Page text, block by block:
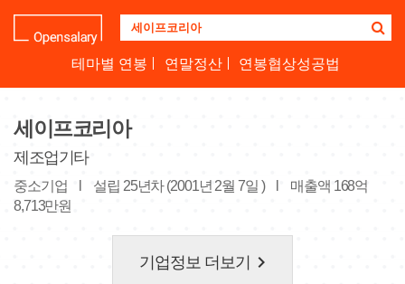
업
명
하
테마별 연봉 연말정산 연봉협상성공법
세이프코리아
제조업기타
중소기업 설립 25년차 (2001년 2월 7일 )
매출액 168억
8,713만원
기업정보 더보기 keyboard_arrow_right